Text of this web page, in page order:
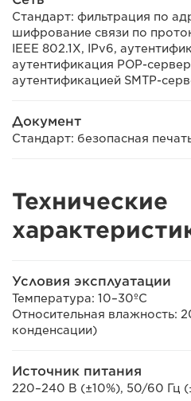
Стандарт: фильтрация по
шифрование связи по
IEEE 802.1X, IPv6,
аутентификация POP-
аутентификацией SMTP-
Документ
Стандарт: безопасная
Технические
Условия эксплуатации
Температура: 10–30ºC
Относительная влажность:
конденсации)
Источник питания
220–240 В (±10%), 50/60 Гц